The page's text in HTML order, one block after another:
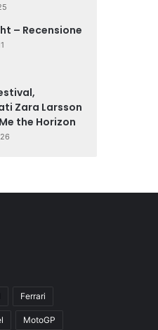
– Recensione
Zara Larsson
the Horizon
Ferrari
MotoGP